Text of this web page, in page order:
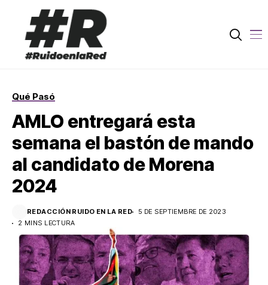
Qué Pasó
AMLO entregará esta
semana el bastón de mando
al candidato de Morena
2024
REDACCIÓN RUIDO EN LA RED
5 DE SEPTIEMBRE DE 2023
2 MINS LECTURA